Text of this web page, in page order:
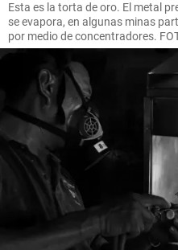
Esta es la torta de oro. El metal
se evapora, en algunas minas
por medio de concentradores.